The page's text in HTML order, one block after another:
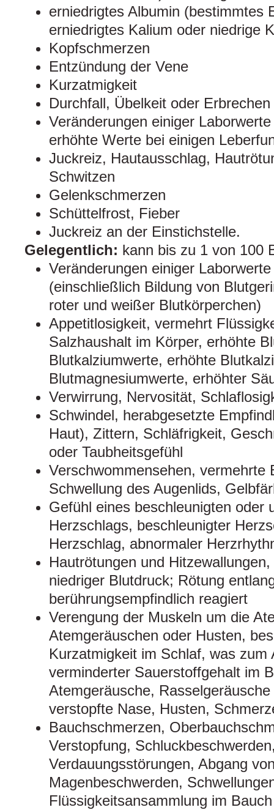
erniedrigtes Albumin (bestimmtes
erniedrigtes Kalium oder niedrige
Kopfschmerzen
Entzündung der Vene
Kurzatmigkeit
Durchfall, Übelkeit oder Erbrechen
Veränderungen einiger
erhöhte Werte bei einigen
Juckreiz, Hautausschlag,
Schwitzen
Gelenkschmerzen
Schüttelfrost, Fieber
Juckreiz an der Einstichstelle.
Gelegentlich: kann bis zu 1 von 100
Veränderungen einiger
(einschließlich Bildung von
roter und weißer Blutkörperchen)
Appetitlosigkeit, vermehrt
Salzhaushalt im Körper, erhöhte
Blutkalziumwerte, erhöhte
Blutmagnesiumwerte, erhöhter
Verwirrung, Nervosität,
Schwindel, herabgesetzte
Haut), Zittern, Schläfrigkeit,
oder Taubheitsgefühl
Verschwommensehen, vermehrte
Schwellung des Augenlids,
Gefühl eines beschleunigten oder
Herzschlags, beschleunigter
Herzschlag, abnormaler
Hautrötungen und
niedriger Blutdruck; Rötung
berührungsempfindlich reagiert
Verengung der Muskeln um die
Atemgeräuschen oder Husten,
Kurzatmigkeit im Schlaf, was zum
verminderter Sauerstoffgehalt im
Atemgeräusche,
verstopfte Nase, Husten,
Bauchschmerzen,
Verstopfung,
Verdauungsstörungen, Abgang
Magenbeschwerden,
Flüssigkeitsansammlung im Bauch